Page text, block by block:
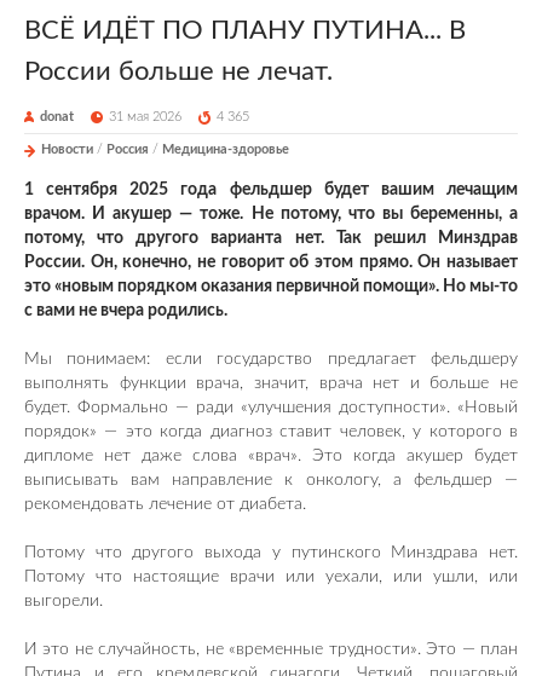
ВСЁ ИДЁТ ПО ПЛАНУ ПУТИНА... В
России больше не лечат.
donat 31 мая 2026 4 365
Новости / Россия / Медицина-здоровье
1 сентября 2025 года фельдшер будет вашим лечащим
врачом. И акушер — тоже. Не потому, что вы беременны, а
потому, что другого варианта нет. Так решил Минздрав
России. Он, конечно, не говорит об этом прямо. Он называет
это «новым порядком оказания первичной помощи». Но мы-то
с вами не вчера родились.
Мы понимаем: если государство предлагает фельдшеру
выполнять функции врача, значит, врача нет и больше не
будет. Формально — ради «улучшения доступности». «Новый
порядок» — это когда диагноз ставит человек, у которого в
дипломе нет даже слова «врач». Это когда акушер будет
выписывать вам направление к онкологу, а фельдшер —
рекомендовать лечение от диабета.
Потому что другого выхода у путинского Минздрава нет.
Потому что настоящие врачи или уехали, или ушли, или
выгорели.
И это не случайность, не «временные трудности». Это — план